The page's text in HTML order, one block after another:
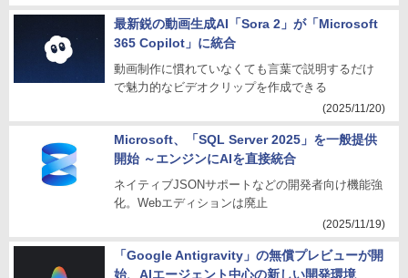
最新鋭の動画生成AI「Sora 2」が「Microsoft
365 Copilot」に統合
動画制作に慣れていなくても言葉で説明するだけ
で魅力的なビデオクリップを作成できる
(2025/11/20)
Microsoft、「SQL Server 2025」を一般提供
開始 ～エンジンにAIを直接統合
ネイティブJSONサポートなどの開発者向け機能強
化。Webエディションは廃止
(2025/11/19)
「Google Antigravity」の無償プレビューが開
始、AIエージェント中心の新しい開発環境